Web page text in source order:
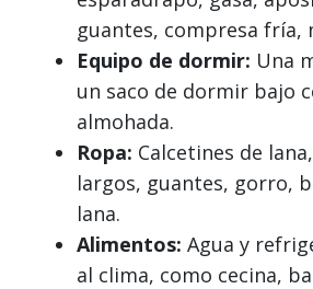
guantes, compresa fría,
Equipo de dormir: Una
un saco de dormir bajo
almohada.
Ropa: Calcetines de
largos, guantes, gorro,
lana.
Alimentos: Agua y
al clima, como cecina,